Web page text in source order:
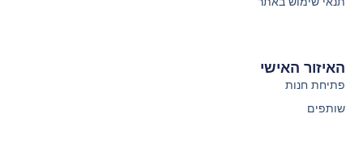
האיזור האישי
פתיחת חנות
שותפים